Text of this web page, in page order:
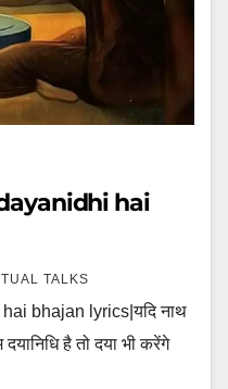
hai
TALKS
bhajan lyrics|यदि नाथ
है तो दया भी करेंगे